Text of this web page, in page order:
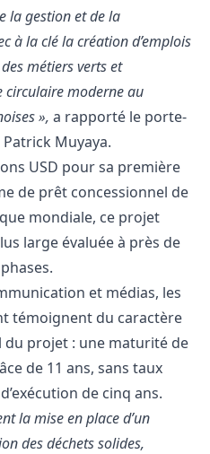
la gestion et de la
à la clé la création d’emplois
métiers verts et
circulaire moderne au
», a rapporté le porte-
Muyaya.
USD pour sa première
de prêt concessionnel de
mondiale, ce projet
large évaluée à près de
et médias, les
témoignent du caractère
projet : une maturité de
de 11 ans, sans taux
de cinq ans.
la mise en place d’un
des déchets solides,